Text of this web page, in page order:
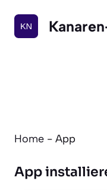
Inhalt
springen
Home - App
App